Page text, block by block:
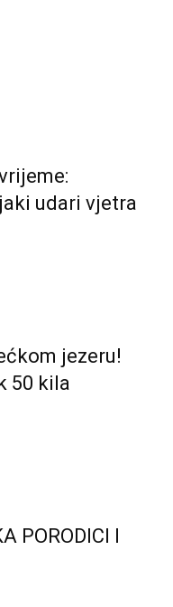
udari vjetra
jezeru!
50 kila
PORODICI I